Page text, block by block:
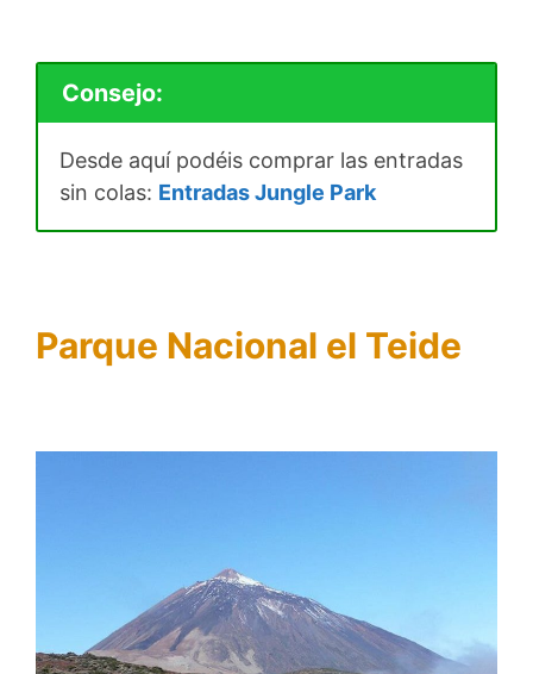
Consejo:
Desde aquí podéis comprar las entradas
sin colas: Entradas Jungle Park
Parque Nacional el Teide